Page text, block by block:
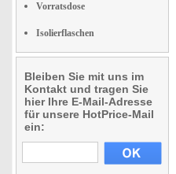
Vorratsdose
Isolierflaschen
Bleiben Sie mit uns im
Kontakt und tragen Sie
hier Ihre E-Mail-Adresse
für unsere HotPrice-Mail
ein: